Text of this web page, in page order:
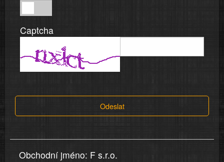
v
dobré
informace
v
uvedena,
jsou
Captcha
Odeslat
Obchodní jméno: F s.r.o.